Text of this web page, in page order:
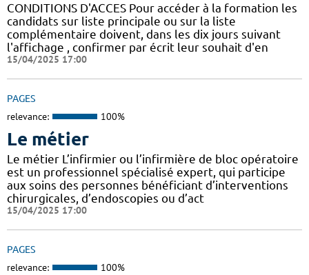
CONDITIONS D'ACCES Pour accéder à la formation les
candidats sur liste principale ou sur la liste
complémentaire doivent, dans les dix jours suivant
l'affichage , confirmer par écrit leur souhait d'en
15/04/2025 17:00
PAGES
relevance: 100%
Le métier
Le métier L’infirmier ou l’infirmière de bloc opératoire
est un professionnel spécialisé expert, qui participe
aux soins des personnes bénéficiant d’interventions
chirurgicales, d’endoscopies ou d’act
15/04/2025 17:00
PAGES
relevance: 100%